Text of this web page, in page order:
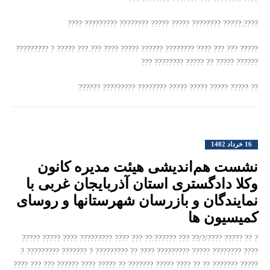
????:????? ???????? ????? ????? ???????? ????????? ????
????? ??? ??? ???? ???????? ?????? ????? ???? ???.??? ????? ? ?????????
?????? ????? ?? ????? ???????? ???
?? ????? ????? ????? ????? ???????? ????????? ??????
16 خرداد 1402
نشست هم‌اندیشی هیئت مدیره کانون
وکلا دادگستری استان آذربایجان غربی با
نمایندگان و بازرسان شهرستانها و روسای
کمیسیون ها
? ?? ????? ????/?/?? ??? ??????:?? ??? ???? ????????? ???? ????? ?????
???? ???????? ????? ????????? ???? ?? ????????? ? ??????? ????????? ?
????? ??????? ?? ?? ???? ????? ??????? ?? ????? ???? ?????? ??? ??? ????